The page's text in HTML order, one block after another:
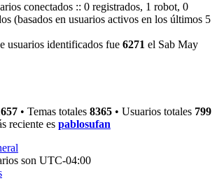
conectados :: 0 registrados, 1 robot, 0
(basados en usuarios activos en los últimos 5
usuarios identificados fue 6271 el Sab May
• Temas totales 8365 • Usuarios totales 799
reciente es pablosufan
son UTC-04:00